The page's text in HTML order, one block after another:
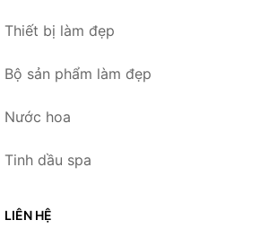
Thiết bị làm đẹp
Bộ sản phẩm làm đẹp
Nước hoa
Tinh dầu spa
LIÊN HỆ